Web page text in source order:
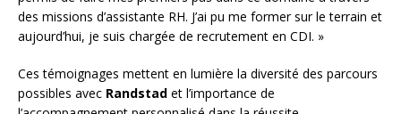
des missions d’assistante RH. J’ai pu me former sur le terrain et
aujourd’hui, je suis chargée de recrutement en CDI. »
Ces témoignages mettent en lumière la diversité des parcours
possibles avec Randstad et l’importance de